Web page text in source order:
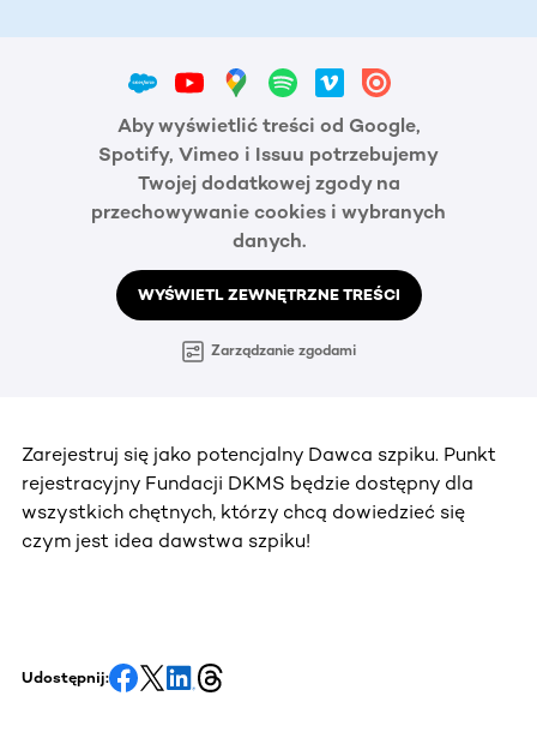
Aby wyświetlić treści od Google,
Spotify, Vimeo i Issuu potrzebujemy
Twojej dodatkowej zgody na
przechowywanie cookies i wybranych
danych.
WYŚWIETL ZEWNĘTRZNE TREŚCI
Zarządzanie zgodami
Zarejestruj się jako potencjalny Dawca szpiku. Punkt
rejestracyjny Fundacji DKMS będzie dostępny dla
wszystkich chętnych, którzy chcą dowiedzieć się
czym jest idea dawstwa szpiku!
Udostępnij: